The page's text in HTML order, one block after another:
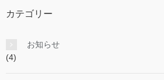
カテゴリー
お知らせ
(4)